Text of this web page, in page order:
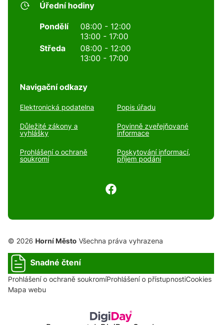
Úřední hodiny
Pondělí
08:00 - 12:00
13:00 - 17:00
Středa
08:00 - 12:00
13:00 - 17:00
Navigační odkazy
Elektronická podatelna Popis úřadu
Důležité zákony a
vyhlášky
Povinně zveřejňované
informace
Prohlášení o ochraně
soukromí
Poskytování informací,
příjem podání
© 2026 Horní Město Všechna práva vyhrazena
Snadné čtení
Prohlášení o ochraně soukromíProhlášení o přístupnostiCookies
Mapa webu